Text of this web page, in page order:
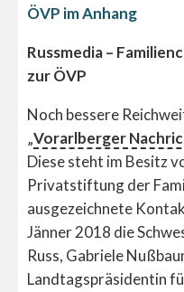
ÖVP im Anhang
Russmedia –
zur ÖVP
Noch bessere
„Vorarlberger
Diese steht im Besitz
Privatstiftung der
ausgezeichnete
Jänner 2018 die
Russ, Gabriele
Landtagspräsidentin